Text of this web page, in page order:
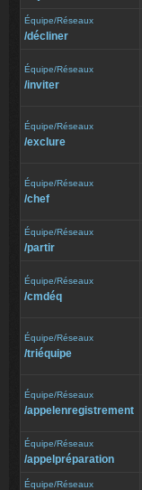
Équipe/Réseaux
/⁠décliner
Équipe/Réseaux
/⁠inviter
Équipe/Réseaux
/⁠exclure
Équipe/Réseaux
/⁠chef
Équipe/Réseaux
/⁠partir
Équipe/Réseaux
/⁠cmdéq
Équipe/Réseaux
/⁠triéquipe
Équipe/Réseaux
/⁠appelenregistrement
Équipe/Réseaux
/⁠appelpréparation
Équipe/Réseaux